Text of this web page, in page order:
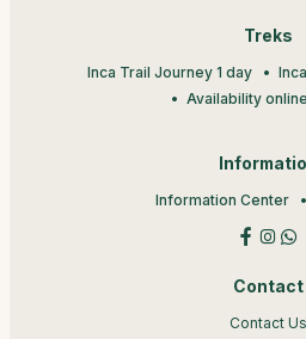
Treks
Inca Trail Journey 1 day
Availability online
Information Center
Contact
Contact Us